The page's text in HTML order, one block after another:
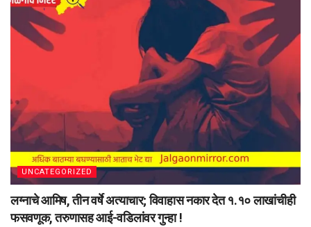
UNCATEGORIZED
लग्नाचे आमिष, तीन वर्षे अत्याचार; विवाहास नकार देत १.१० लाखांचीही
फसवणूक, तरुणासह आई-वडिलांवर गुन्हा !